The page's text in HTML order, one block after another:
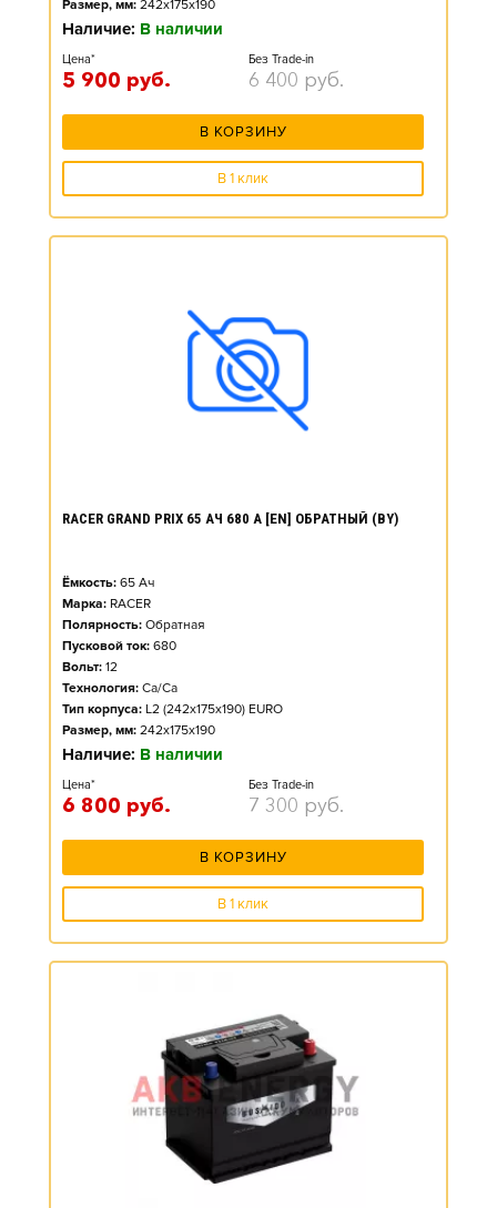
Размер, мм: 242x175x190
Наличие: В наличии
Цена*
5 900 руб.
Без Trade-in
6 400 руб.
В КОРЗИНУ
В 1 клик
RACER GRAND PRIX 65 АЧ 680 А [EN] ОБРАТНЫЙ (BY)
Ёмкость: 65 Ач
Марка: RACER
Полярность: Обратная
Пусковой ток: 680
Вольт: 12
Технология: Ca/Ca
Тип корпуса: L2 (242x175x190) EURO
Размер, мм: 242x175x190
Наличие: В наличии
Цена*
6 800 руб.
Без Trade-in
7 300 руб.
В КОРЗИНУ
В 1 клик